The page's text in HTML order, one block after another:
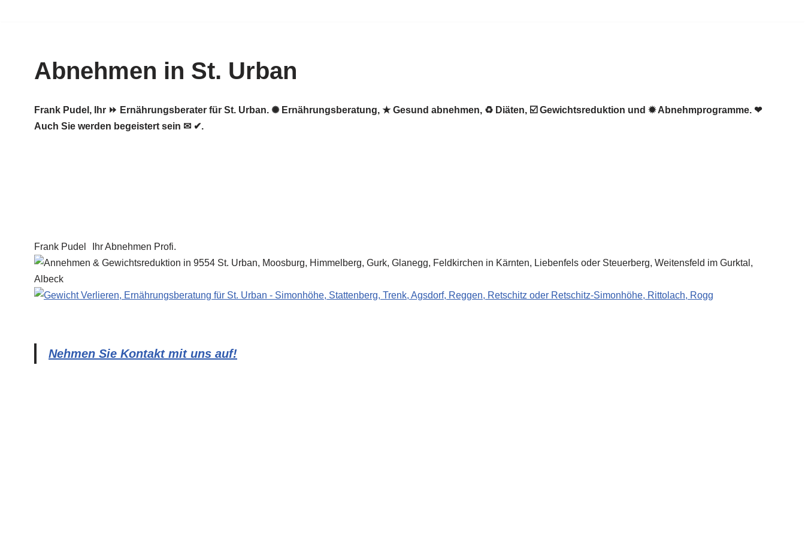
springenAbnehmen in St. Urban
Frank Pudel, Ihr ⏩ Ernährungsberater für St. Urban. ✺ Ernährungsberatung, ★ Gesund abnehmen, ♻ Diäten, ☑️ Gewichtsreduktion und ✹ Abnehmprogramme. ❤
Auch Sie werden begeistert sein ✉ ✔.
Frank Pudel Ihr Abnehmen Profi.
Nehmen Sie Kontakt mit uns auf!